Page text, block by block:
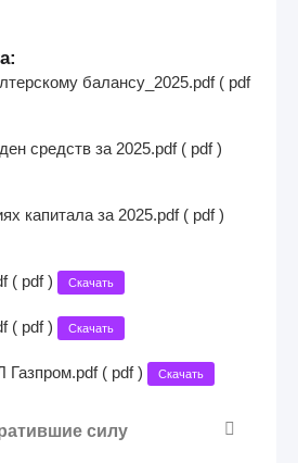
балансу_2025.pdf ( pdf
средств за 2025.pdf ( pdf )
капитала за 2025.pdf ( pdf )
( pdf ) Скачать
( pdf ) Скачать
( pdf ) Скачать
силу